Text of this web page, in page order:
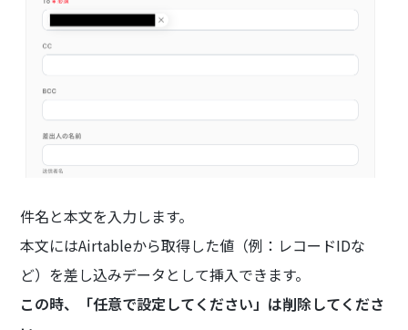
件名と本文を入力します。
本文にはAirtableから取得した値（例：レコードIDな
ど）を差し込みデータとして挿入できます。
この時、「任意で設定してください」は削除してくださ